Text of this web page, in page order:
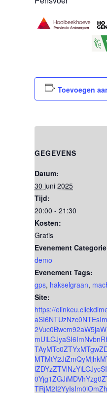
Toevoegen
GEGEVENS
Datum:
30 juni 2025
Tijd:
20:00 - 21:30
Kosten:
Gratis
Evenement
demo
Evenement Tags:
gps, hakselgraan,
Site:
https://